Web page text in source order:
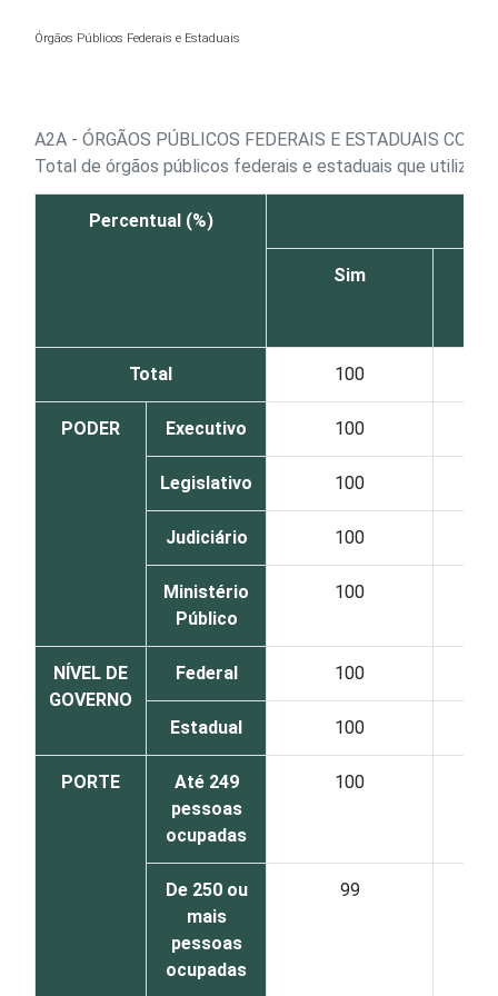
Órgãos Públicos Federais e Estaduais
A2A - ÓRGÃOS PÚBLICOS FEDERAIS E ESTADUAIS COM
Total de órgãos públicos federais e estaduais que utilizam
Percentual (%)
Sim
Total 100
PODER Executivo 100
Legislativo 100
Judiciário 100
Ministério
Público
100
NÍVEL DE
GOVERNO
Federal 100
Estadual 100
PORTE
Até 249
pessoas
ocupadas
100
De 250 ou
mais
pessoas
ocupadas
99